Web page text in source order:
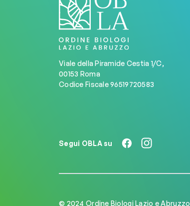
Viale della Piramide Cestia 1/C,
00153 Roma
Codice Fiscale 96519720583
Segui OBLA su
© 2024 Ordine Biologi Lazio e Abruzzo